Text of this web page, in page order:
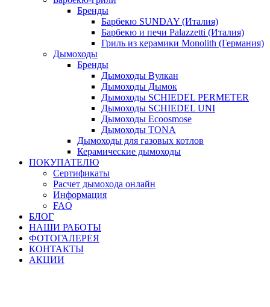
Бренды
Барбекю SUNDAY (Италия)
Барбекю и печи Palazzetti (Италия)
Гриль из керамики Monolith (Германия)
Дымоходы
Бренды
Дымоходы Вулкан
Дымоходы Дымок
Дымоходы SCHIEDEL PERMETER
Дымоходы SCHIEDEL UNI
Дымоходы Ecoosmose
Дымоходы TONA
Дымоходы для газовых котлов
Керамические дымоходы
ПОКУПАТЕЛЮ
Сертификаты
Расчет дымохода онлайн
Информация
FAQ
БЛОГ
НАШИ РАБОТЫ
ФОТОГАЛЕРЕЯ
КОНТАКТЫ
АКЦИИ